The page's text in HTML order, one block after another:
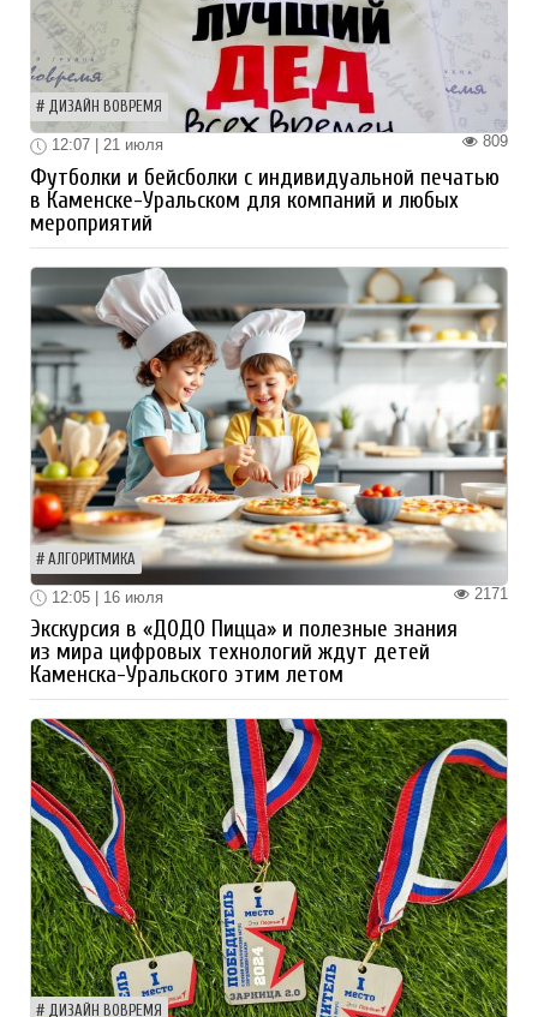
ДИЗАЙН ВОВРЕМЯ
809
12:07 | 21 июля
Футболки и бейсболки с индивидуальной печатью
в Каменске-Уральском для компаний и любых
мероприятий
АЛГОРИТМИКА
2171
12:05 | 16 июля
Экскурсия в «ДОДО Пицца» и полезные знания
из мира цифровых технологий ждут детей
Каменска-Уральского этим летом
ДИЗАЙН ВОВРЕМЯ